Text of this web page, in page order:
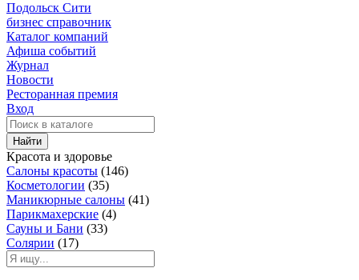
Подольск Сити
бизнес справочник
Каталог компаний
Афиша событий
Журнал
Новости
Ресторанная премия
Вход
Найти
Красота и здоровье
Салоны красоты (146)
Косметологии (35)
Маникюрные салоны (41)
Парикмахерские (4)
Сауны и Бани (33)
Солярии (17)